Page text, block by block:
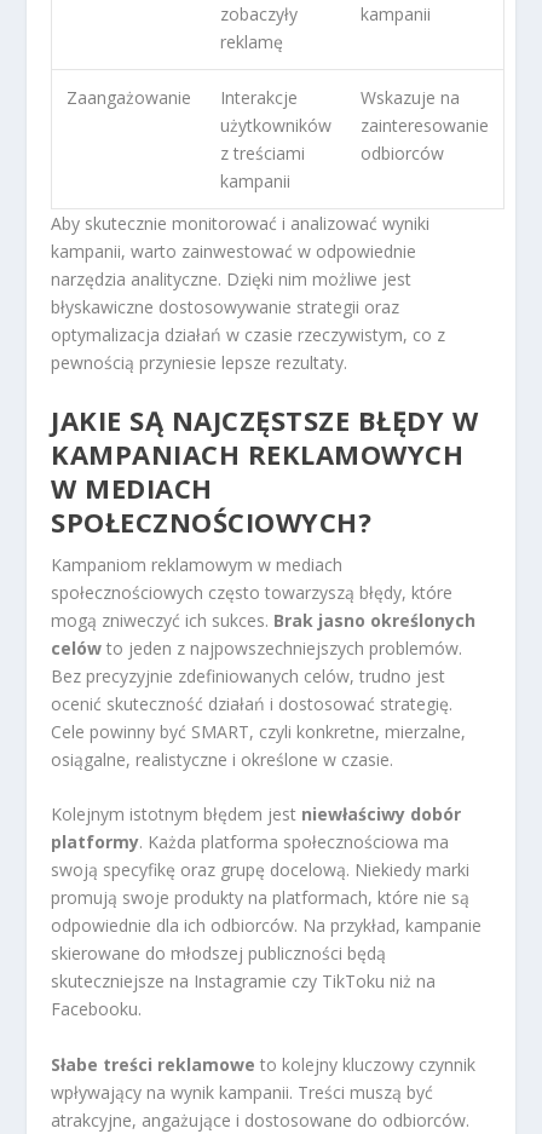
zobaczyły
reklamę
kampanii
Zaangażowanie
Interakcje
użytkowników
z treściami
kampanii
Wskazuje na
zainteresowanie
odbiorców
Aby skutecznie monitorować i analizować wyniki
kampanii, warto zainwestować w odpowiednie
narzędzia analityczne. Dzięki nim możliwe jest
błyskawiczne dostosowywanie strategii oraz
optymalizacja działań w czasie rzeczywistym, co z
pewnością przyniesie lepsze rezultaty.
JAKIE SĄ NAJCZĘSTSZE BŁĘDY W
KAMPANIACH REKLAMOWYCH
W MEDIACH
SPOŁECZNOŚCIOWYCH?
Kampaniom reklamowym w mediach
społecznościowych często towarzyszą błędy, które
mogą zniweczyć ich sukces. Brak jasno określonych
celów to jeden z najpowszechniejszych problemów.
Bez precyzyjnie zdefiniowanych celów, trudno jest
ocenić skuteczność działań i dostosować strategię.
Cele powinny być SMART, czyli konkretne, mierzalne,
osiągalne, realistyczne i określone w czasie.
Kolejnym istotnym błędem jest niewłaściwy dobór
platformy. Każda platforma społecznościowa ma
swoją specyfikę oraz grupę docelową. Niekiedy marki
promują swoje produkty na platformach, które nie są
odpowiednie dla ich odbiorców. Na przykład, kampanie
skierowane do młodszej publiczności będą
skuteczniejsze na Instagramie czy TikToku niż na
Facebooku.
Słabe treści reklamowe to kolejny kluczowy czynnik
wpływający na wynik kampanii. Treści muszą być
atrakcyjne, angażujące i dostosowane do odbiorców.